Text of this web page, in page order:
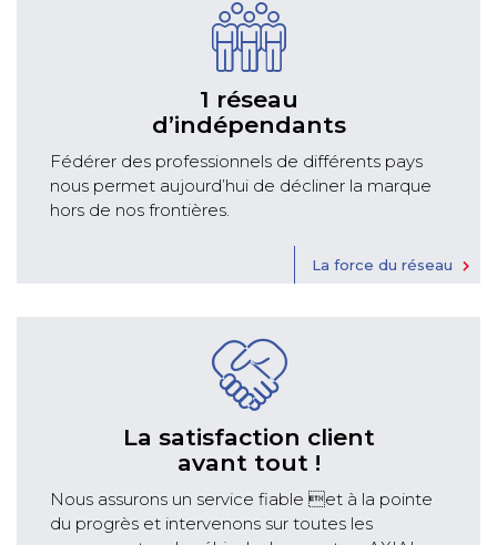
1 réseau
d’indépendants
Fédérer des professionnels de différents pays
nous permet aujourd’hui de décliner la marque
hors de nos frontières.
La force du réseau
La satisfaction client
avant tout !
Nous assurons un service fiable et à la pointe
du progrès et intervenons sur toutes les